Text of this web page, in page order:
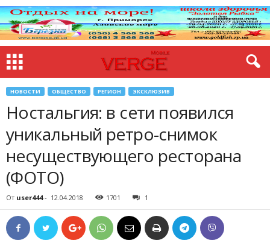
НОВОСТИ ОБЩЕСТВО РЕГИОН ЭКСКЛЮЗИВ
Ностальгия: в сети появился
уникальный ретро-снимок
несуществующего ресторана
(ФОТО)
От user444- 12.04.2018 1701 1